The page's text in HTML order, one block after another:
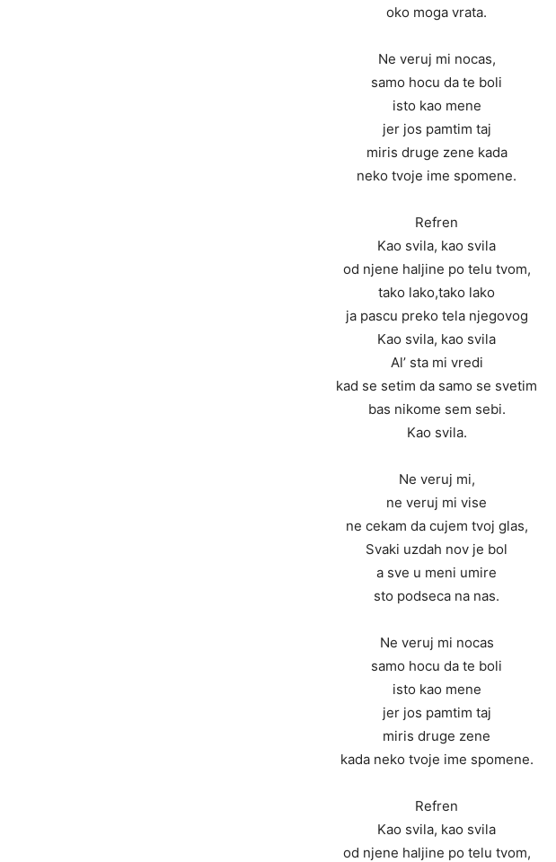
oko moga vrata.
Ne veruj mi nocas,
samo hocu da te boli
isto kao mene
jer jos pamtim taj
miris druge zene kada
neko tvoje ime spomene.
Refren
Kao svila, kao svila
od njene haljine po telu tvom,
tako lako,tako lako
ja pascu preko tela njegovog
Kao svila, kao svila
Al’ sta mi vredi
kad se setim da samo se svetim
bas nikome sem sebi.
Kao svila.
Ne veruj mi,
ne veruj mi vise
ne cekam da cujem tvoj glas,
Svaki uzdah nov je bol
a sve u meni umire
sto podseca na nas.
Ne veruj mi nocas
samo hocu da te boli
isto kao mene
jer jos pamtim taj
miris druge zene
kada neko tvoje ime spomene.
Refren
Kao svila, kao svila
od njene haljine po telu tvom,